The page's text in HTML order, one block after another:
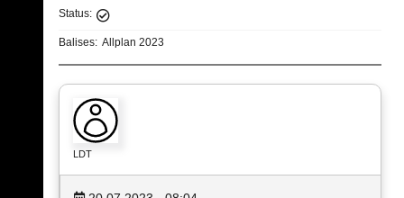
Status:
Balises: Allplan 2023
LDT